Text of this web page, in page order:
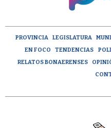
PROVINCIA LEGISLATURA
EN FOCO
TENDENCIAS
RELATOS BONAERENSES